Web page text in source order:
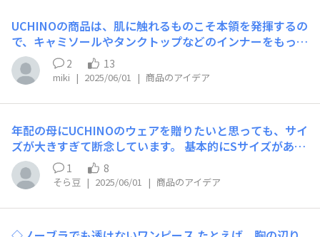
UCHINOの商品は、肌に触れるものこそ本領を発揮するの
で、キャミソールやタンクトップなどのインナーをもっと
充実させて欲しいなと思っています。(色や種類) ガーゼ素
材はもちろん伸縮性があるものなども選べると嬉しいなと
思います。 もっと欲を言うと…アンダーを締め付けない
パット付きのキャミソールやタンクトップもあると嬉しい
2 13
miki | 2025/06/01 | 商品のアイデア
年配の母にUCHINOのウェアを贈りたいと思っても、サイ
ズが大きすぎて断念しています。 基本的にSサイズがあれ
ば自分用のもSサイズで購入、なければMサイズで購入し
ていますが、ちょっと大きめなので、できればSサイズの
展開も、もう少し増やして欲しいです。（売れ筋商品とか
限定でも構いませんが） 母が年齢を重ねるにつれて痩せ
1 8
そら豆 | 2025/06/01 | 商品のアイデア